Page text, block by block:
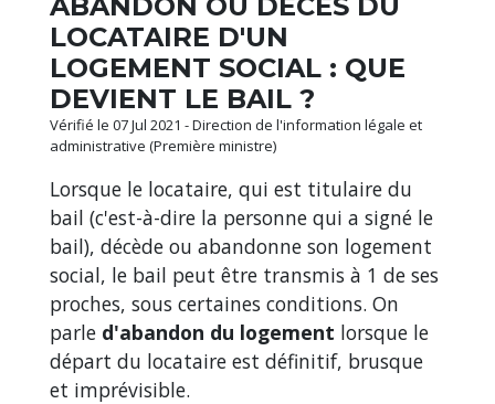
LOCATAIRE D'UN
LOGEMENT SOCIAL : QUE
DEVIENT LE BAIL ?
Vérifié le 07 Jul 2021 - Direction de l'information légale et
administrative (Première ministre)
Lorsque le locataire, qui est titulaire du
bail (c'est-à-dire la personne qui a signé le
bail), décède ou abandonne son logement
social, le bail peut être transmis à 1 de ses
proches, sous certaines conditions. On
parle d'abandon du logement lorsque le
départ du locataire est définitif, brusque
et imprévisible.